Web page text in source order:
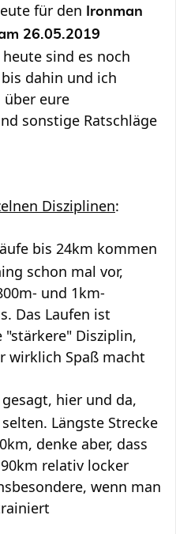
für den
Ironman
26.05.2019
sind es noch
dahin und ich
eure
sonstige Ratschläge
Disziplinen:
bis 24km kommen
schon mal vor,
und 1km-
Das Laufen ist
Disziplin,
wirklich Spaß macht
gesagt, hier und da,
Längste Strecke
denke aber, dass
relativ locker
wenn man